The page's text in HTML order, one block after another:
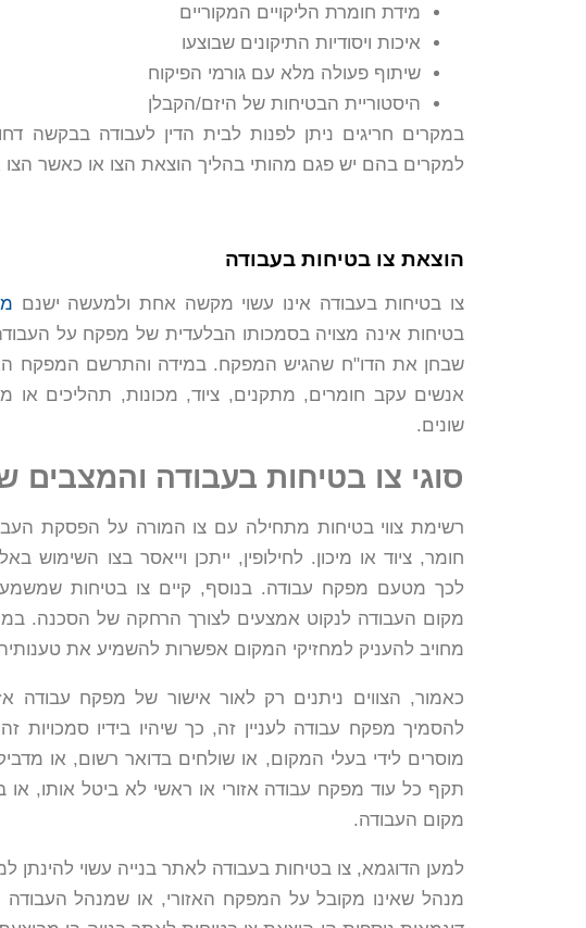
מידת חומרת הליקויים המקוריים
איכות ויסודיות התיקונים שבוצעו
שיתוף פעולה מלא עם גורמי הפיקוח
היסטוריית הבטיחות של היזם/הקבלן
במקרים חריגים ניתן לפנות לבית הדין לעבודה בבקשה
למקרים בהם יש פגם מהותי בהליך הוצאת הצו או כאשר הצו
הוצאת צו בטיחות בעבודה
צו בטיחות בעבודה אינו עשוי מקשה אחת ולמעשה ישנם
בטיחות אינה מצויה בסמכותו הבלעדית של מפקח על
שבחן את הדו"ח שהגיש המפקח. במידה והתרשם המפקח
אנשים עקב חומרים, מתקנים, ציוד, מכונות, תהליכים או
שונים.
סוגי צו בטיחות בעבודה והמצבים
רשימת צווי בטיחות מתחילה עם צו המורה על הפסקת
חומר, ציוד או מיכון. לחילופין, ייתכן וייאסר בצו השימוש
לכך מטעם מפקח עבודה. בנוסף, קיים צו בטיחות שמשמעו
מקום העבודה לנקוט אמצעים לצורך הרחקה של הסכנה.
מחויב להעניק למחזיקי המקום אפשרות להשמיע את
כאמור, הצווים ניתנים רק לאור אישור של מפקח עבודה
להסמיך מפקח עבודה לעניין זה, כך שיהיו בידיו
מוסרים לידי בעלי המקום, או שולחים בדואר רשום, או
תקף כל עוד מפקח עבודה אזורי או ראשי לא ביטל אותו, או
מקום העבודה.
למען הדוגמא, צו בטיחות בעבודה לאתר בנייה עשוי להינתן
מנהל שאינו מקובל על המפקח האזורי, או שמנהל